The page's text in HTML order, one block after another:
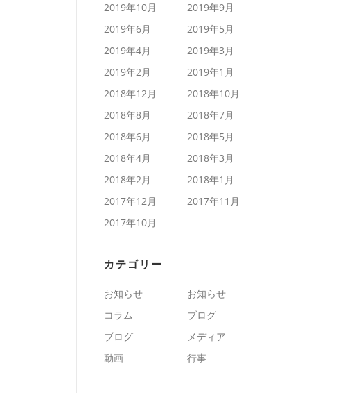
2019年10月
2019年9月
2019年6月
2019年5月
2019年4月
2019年3月
2019年2月
2019年1月
2018年12月
2018年10月
2018年8月
2018年7月
2018年6月
2018年5月
2018年4月
2018年3月
2018年2月
2018年1月
2017年12月
2017年11月
2017年10月
カテゴリー
お知らせ
お知らせ
コラム
ブログ
ブログ
メディア
動画
行事